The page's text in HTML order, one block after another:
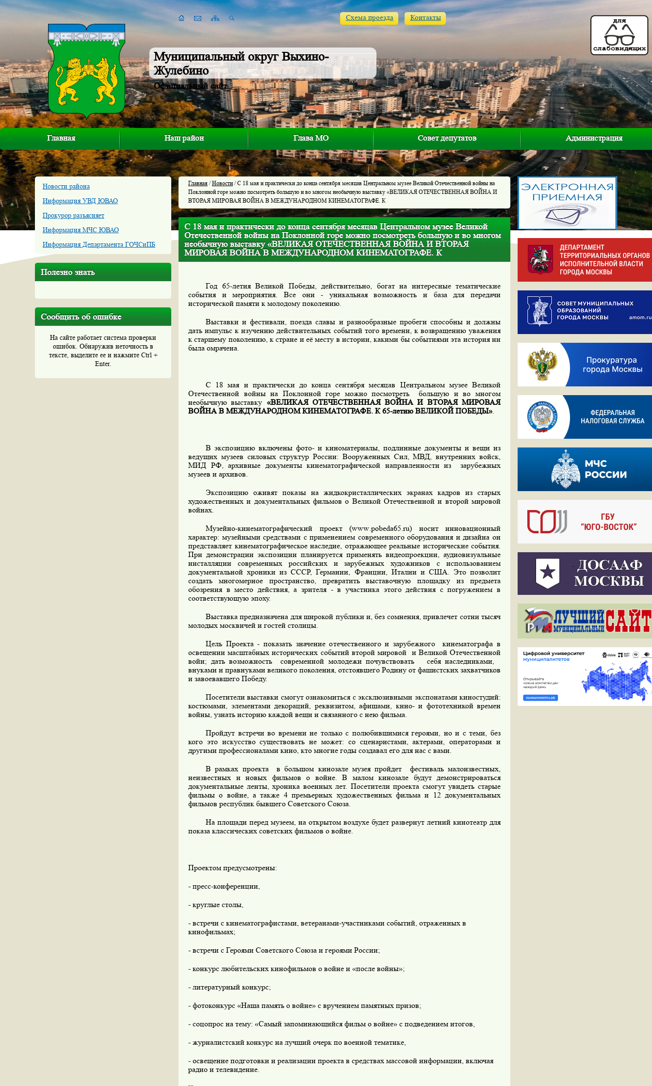
Муниципальный округ Выхино-
Жулебино
Официальный сайт
Схема проезда Контакты
Главная Наш район Глава МО Совет депутатов Администрация
Новости района
Информация УВД ЮВАО
Прокурор разъясняет
Информация МЧС ЮВАО
Информация Департамента ГОЧСиПБ
Полезно знать
Сообщить об ошибке
На сайте работает система проверки
ошибок. Обнаружив неточность в
тексте, выделите ее и нажмите Ctrl +
Enter.
Главная /Новости/ С 18 мая и практически до конца сентября месяцав Центральном музее Великой Отечественной войны на
Поклонной горе можно посмотреть большую и во многом необычную выставку «ВЕЛИКАЯ ОТЕЧЕСТВЕННАЯ ВОЙНА И
ВТОРАЯ МИРОВАЯ ВОЙНА В МЕЖДУНАРОДНОМ КИНЕМАТОГРАФЕ. К
С 18 мая и практически до конца сентября месяцав Центральном музее Великой
Отечественной войны на Поклонной горе можно посмотреть большую и во многом
необычную выставку «ВЕЛИКАЯ ОТЕЧЕСТВЕННАЯ ВОЙНА И ВТОРАЯ
МИРОВАЯ ВОЙНА В МЕЖДУНАРОДНОМ КИНЕМАТОГРАФЕ. К
Год 65-летия Великой Победы, действительно, богат на интересные тематические
события и мероприятия. Все они - уникальная возможность и база для передачи
исторической памяти к молодому поколению.
Выставки и фестивали, поезда славы и разнообразные пробеги способны и должны
дать импульс к изучению действительных событий того времени, к возвращению уважения
к старшему поколению, к стране и её месту в истории, какими бы событиями эта история ни
была омрачена.
С 18 мая и практически до конца сентября месяцав Центральном музее Великой
Отечественной войны на Поклонной горе можно посмотреть
большую и во многом
необычную выставку «ВЕЛИКАЯ ОТЕЧЕСТВЕННАЯ ВОЙНА И ВТОРАЯ МИРОВАЯ
ВОЙНА В МЕЖДУНАРОДНОМ КИНЕМАТОГРАФЕ. К 65-летию ВЕЛИКОЙ ПОБЕДЫ».
В экспозицию включены фото- и киноматериалы, подлинные документы и вещи из
ведущих музеев силовых структур России: Вооруженных Сил, МВД, внутренних войск,
МИД РФ, архивные документы кинематографической направленности из
зарубежных
музеев и архивов.
Экспозицию оживят показы на жидкокристаллических экранах кадров из старых
художественных и документальных фильмов о Великой Отечественной и второй мировой
войнах.
Музейно-кинематографический проект (www.pobeda65.ru) носит инновационный
характер: музейными средствами с применением современного оборудования и дизайна он
представляет кинематографическое наследие, отражающее реальные исторические события.
При демонстрации экспозиции планируется применять видеопроекции, аудиовизуальные
инсталляции современных российских и зарубежных художников с использованием
документальной хроники из СССР, Германии, Франции, Италии и США. Это позволит
создать многомерное пространство, превратить выставочную площадку из предмета
обозрения в место действия, а зрителя - в участника этого действия с погружением в
соответствующую эпоху.
Выставка предназначена для широкой публики и, без сомнения, привлечет сотни тысяч
молодых москвичей и гостей столицы.
Цель Проекта - показать значение отечественного и зарубежного
кинематографа в
освещении масштабных исторических событий второй мировой и Великой Отечественной
войн; дать возможность
современной молодежи почувствовать
себя наследниками,
внуками и правнуками великого поколения, отстоявшего Родину от фашистских захватчиков
и завоевавшего Победу.
Посетители выставки смогут ознакомиться с эксклюзивными экспонатами киностудий:
костюмами, элементами декораций, реквизитом, афишами, кино- и фототехникой времен
войны, узнать историю каждой вещи и связанного с нею фильма.
Пройдут встречи во времени не только с полюбившимися героями, но и с теми, без
кого это искусство существовать не может: со сценаристами, актерами, операторами и
другими профессионалами кино, кто многие годы создавал его для нас с вами.
В рамках проекта
в большом кинозале музея пройдет
фестиваль малоизвестных,
неизвестных и новых фильмов о войне. В малом кинозале будут демонстрироваться
документальные ленты, хроника военных лет. Посетители проекта смогут увидеть старые
фильмы о войне, а также 4 премьерных художественных фильма и 12 документальных
фильмов республик бывшего Советского Союза.
На площади перед музеем, на открытом воздухе будет развернут летний кинотеатр для
показа классических советских фильмов о войне.
Проектом предусмотрены:
- пресс-конференции,
- круглые столы,
- встречи с кинематографистами, ветеранами-участниками событий, отраженных в
кинофильмах;
- встречи с Героями Советского Союза и героями России;
- конкурс любительских кинофильмов о войне и «после войны»;
- литературный конкурс;
- фотоконкурс «Наша память о войне» с вручением памятных призов;
- соцопрос на тему: «Самый запоминающийся фильм о войне» с подведением итогов,
- журналистский конкурс на лучший очерк по военной тематике,
- освещение подготовки и реализации проекта в средствах массовой информации, включая
радио и телевидение.